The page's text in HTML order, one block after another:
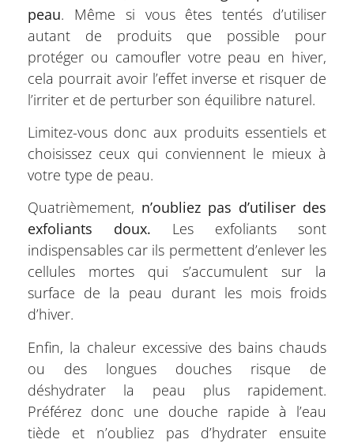
peau. Même si vous êtes tentés d’utiliser
autant de produits que possible pour
protéger ou camoufler votre peau en hiver,
cela pourrait avoir l’effet inverse et risquer de
l’irriter et de perturber son équilibre naturel.
Limitez-vous donc aux produits essentiels et
choisissez ceux qui conviennent le mieux à
votre type de peau.
Quatrièmement, n’oubliez pas d’utiliser des
exfoliants doux. Les exfoliants sont
indispensables car ils permettent d’enlever les
cellules mortes qui s’accumulent sur la
surface de la peau durant les mois froids
d’hiver.
Enfin, la chaleur excessive des bains chauds
ou des longues douches risque de
déshydrater la peau plus rapidement.
Préférez donc une douche rapide à l’eau
tiède et n’oubliez pas d’hydrater ensuite